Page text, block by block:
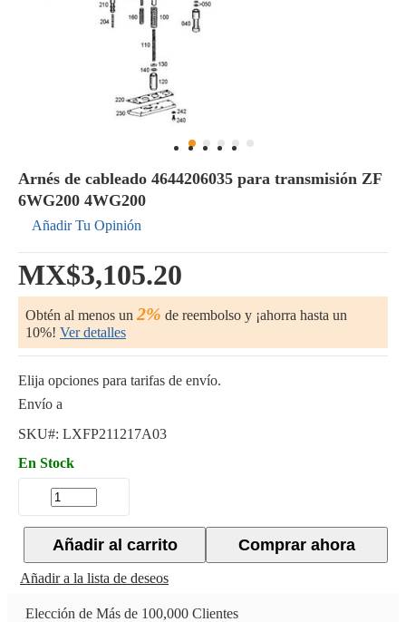
Arnés de cableado 4644206035 para transmisión ZF
6WG200 4WG200
Añadir Tu Opinión
MX$3,105.20
Obtén al menos un 2% de reembolso y ¡ahorra hasta un
10%! Ver detalles
Elija opciones para tarifas de envío.
Envío a
SKU#: LXFP211217A03
En Stock
Comprar ahora
Añadir al carrito
Añadir a la lista de deseos
Elección de Más de 100,000 Clientes